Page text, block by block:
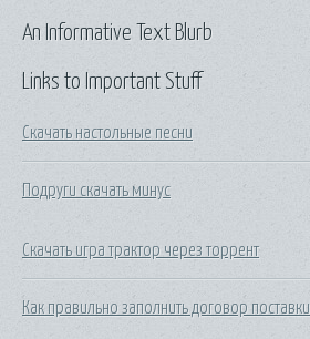
Links to Important Stuff
Скачать настольные песни
Подруги скачать минус
Скачать игра трактор через торрент
Как правильно заполнить договор поставки
An Informative Text Blurb